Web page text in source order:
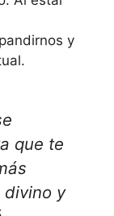
y
que te
divino y